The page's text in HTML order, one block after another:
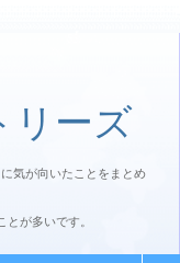
リーズ
気が向いたことをまとめ
が多いです。